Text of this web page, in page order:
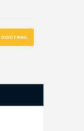
DOGTRAIL